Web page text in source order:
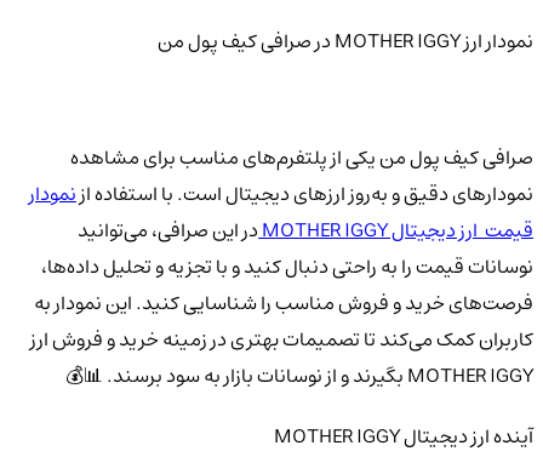
نمودار ارز MOTHER IGGY در صرافی کیف پول من
صرافی کیف پول من یکی از پلتفرم‌های مناسب برای مشاهده
نمودارهای دقیق و به‌روز ارزهای دیجیتال است. با استفاده ازنمودار
قیمت ارز دیجیتال MOTHER IGGY
در این صرافی، می‌توانید
نوسانات قیمت را به راحتی دنبال کنید و با تجزیه و تحلیل داده‌ها،
فرصت‌های خرید و فروش مناسب را شناسایی کنید. این نمودار به
کاربران کمک می‌کند تا تصمیمات بهتری در زمینه خرید و فروش ارز
MOTHER IGGY بگیرند و از نوسانات بازار به سود برسند. 📊💰
آینده ارز دیجیتال MOTHER IGGY